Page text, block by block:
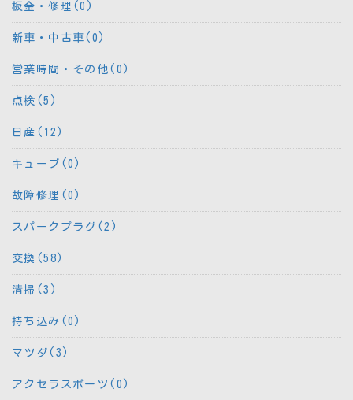
板金・修理(0)
新車・中古車(0)
営業時間・その他(0)
点検(5)
日産(12)
キューブ(0)
故障修理(0)
スパークプラグ(2)
交換(58)
清掃(3)
持ち込み(0)
マツダ(3)
アクセラスポーツ(0)